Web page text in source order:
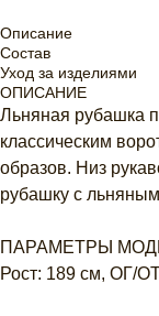
Описание
Состав
Уход за изделиями
ОПИСАНИЕ
Льняная рубашка
классическим
образов. Низ
рубашку с
ПАРАМЕТРЫ
Рост: 189 см, ОГ/